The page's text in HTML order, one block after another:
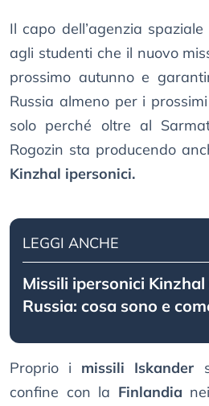
Il capo dell’agenzia
agli studenti che il nuovo
prossimo autunno e
Russia almeno per i
solo perché oltre al
Rogozin sta producendo
Kinzhal ipersonici.
LEGGI ANCHE
Missili ipersonici
Russia: cosa sono e
Proprio i missili Iskander
confine con la Finlandia